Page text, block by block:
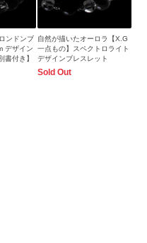
ンドンブ
デザイン
書付き】
自然が描いたオーロラ【X.G
一点もの】スペクトロライト
デザインブレスレット
Sold Out